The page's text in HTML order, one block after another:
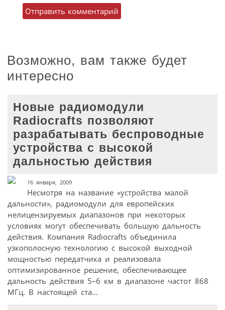
Возможно, вам также будет
интересно
Новые радиомодули
Radiocrafts позволяют
разрабатывать беспроводные
устройства с высокой
дальностью действия
16 января, 2009
Несмотря на название «устройства малой
дальности», радиомодули для европейских
нелицензируемых диапазонов при некоторых
условиях могут обеспечивать большую дальность
действия. Компания Radiocrafts объединила
узкополосную технологию с высокой выходной
мощностью передатчика и реализовала
оптимизированное решение, обеспечивающее
дальность действия 5–6 км в диапазоне частот 868
МГц. В настоящей ста...